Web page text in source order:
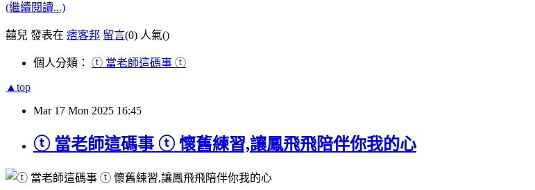
(繼續閱讀...)
囍兒 發表在 痞客邦 留言(0) 人氣()
個人分類： ⓣ 當老師這碼事 ⓣ
▲top
Mar 17 Mon 2025 16:45
ⓣ 當老師這碼事 ⓣ 懷舊練習,讓鳳飛飛陪伴你我的心